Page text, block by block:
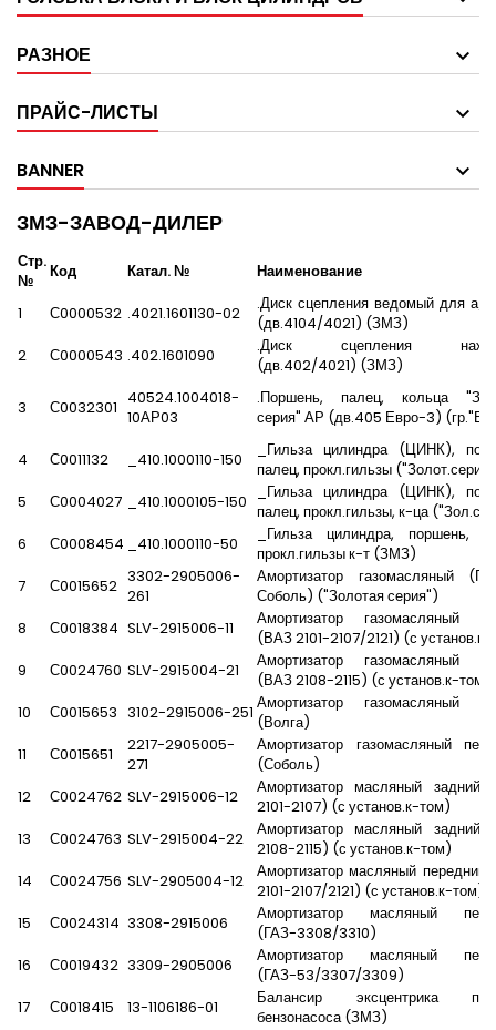
РАЗНОЕ
ПРАЙС-ЛИСТЫ
BANNER
ЗМЗ-ЗАВОД-ДИЛЕР
Стр.
№
Код Катал. №
Наименование
1
С0000532 .4021.1601130-02
.Диск сцепления ведомый для а/
(дв.4104/4021) (ЗМЗ)
2
С0000543 .402.1601090
.Диск сцепления
(дв.402/4021) (ЗМЗ)
3
С0032301 40524.1004018-
10АР03
.Поршень, палец, кольца
серия" АР (дв.405 Евро-3)
4
С0011132 _410.1000110-150
_Гильза цилиндра (ЦИНК),
палец, прокл.гильзы
5
С0004027 _410.1000105-150
_Гильза цилиндра (ЦИНК),
палец, прокл.гильзы, к-ца
6
С0008454 _410.1000110-50
_Гильза цилиндра, поршень,
прокл.гильзы к-т (ЗМЗ)
7
С0015652 3302-2905006-
261
Амортизатор газомасляный
Соболь) ("Золотая серия")
8
С0018384 SLV-2915006-11
Амортизатор газомасляный
(ВАЗ 2101-2107/2121) (с
9
С0024760 SLV-2915004-21
Амортизатор газомасляный
(ВАЗ 2108-2115) (с установ.к-том)
10
С0015653 3102-2915006-251 Амортизатор газомасляный
(Волга)
11
С0015651
2217-2905005-
271
Амортизатор газомасляный
(Соболь)
12
С0024762 SLV-2915006-12
Амортизатор масляный задний
2101-2107) (с установ.к-том)
13
С0024763 SLV-2915004-22
Амортизатор масляный задний
2108-2115) (с установ.к-том)
14
С0024756 SLV-2905004-12
Амортизатор масляный
2101-2107/2121) (с установ.к-том)
15
С0024314 3308-2915006
Амортизатор масляный
(ГАЗ-3308/3310)
16
С0019432 3309-2905006
Амортизатор масляный
(ГАЗ-53/3307/3309)
17
С0018415 13-1106186-01
Балансир эксцентрика
бензонасоса (ЗМЗ)